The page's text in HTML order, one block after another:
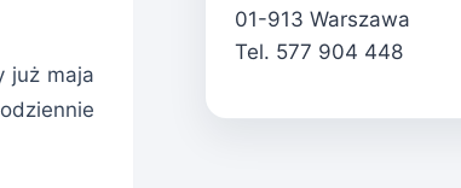
już maja
01-913 Warszawa
Tel. 577 904 448